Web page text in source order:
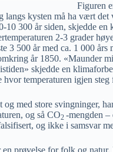
Figuren
langs kysten må ha vært
300 år siden, skjedde
2-3 grader
3 500 år med ca. 1 000
år 1850. «Maunder
skjedde en
temperaturen igjen
og med store svingninger,
og så CO2 -mengden
og ikke i samsvar
en prøvelse for folk og